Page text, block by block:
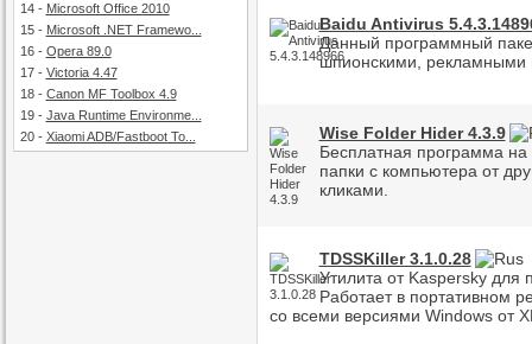
14- Microsoft Office 2010
15- Microsoft .NET Framewo...
16- Opera 89.0
17- Victoria 4.47
18- Canon MF Toolbox 4.9
19- Java Runtime Environme...
20- Xiaomi ADB/Fastboot To...
Baidu Antivirus
Данный программный
шпионскими, рекламными
Wise Folder Hider 4.3.9
Бесплатная программа на
папки с компьютера от
кликами.
TDSSKiller 3.1.0.28
Утилита от Kaspersky для
Работает в портативном
со всеми версиями Windows от